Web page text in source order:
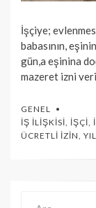
İşçiye;
babasının,
gün,a eşinina
mazeret izni
GENEL
İŞ İLIŞKISI, İŞÇI,
ÜCRETLI İZIN,